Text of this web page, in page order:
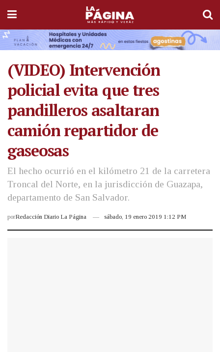
(VIDEO) Intervención
policial evita que tres
pandilleros asaltaran
camión repartidor de
gaseosas
El hecho ocurrió en el kilómetro 21 de la carretera
Troncal del Norte, en la jurisdicción de Guazapa,
departamento de San Salvador.
porRedacción Diario La Página sábado, 19 enero 2019 1:12 PM